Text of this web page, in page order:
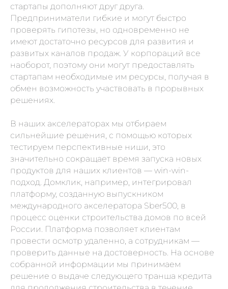
стартапы дополняют друг друга.
Предприниматели гибкие и могут быстро
проверять гипотезы, но одновременно не
имеют достаточно ресурсов для развития и
развитых каналов продаж. У корпораций все
наоборот, поэтому они могут предоставлять
стартапам необходимые им ресурсы, получая в
обмен возможность участвовать в прорывных
решениях.
В наших акселераторах мы отбираем
сильнейшие решения, с помощью которых
тестируем перспективные ниши, это
значительно сокращает время запуска новых
продуктов для наших клиентов — win-win-
подход. Домклик, например, интегрировал
платформу, созданную выпускником
международного акселератора Sber500, в
процесс оценки строительства домов по всей
России. Платформа позволяет клиентам
провести осмотр удаленно, а сотрудникам —
проверить данные на достоверность. На основе
собранной информации мы принимаем
решение о выдаче следующего транша кредита